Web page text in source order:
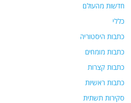
חדשות מהעולם
כללי
כתבות היסטוריה
כתבות מומחים
כתבות קצרות
כתבות ראשיות
סקירות תשתית